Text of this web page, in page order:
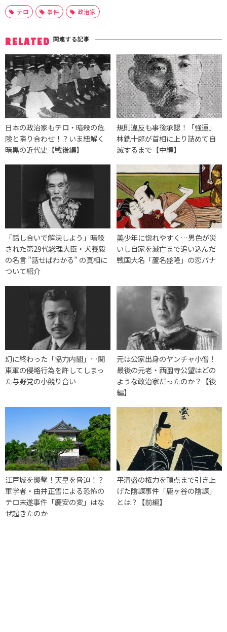
テロ 事件 政治家
RELATED 関連する記事
日本の政治家もテロ・暗殺の危
険と隣り合わせ！？いま紐解く
暗黒の近代史【戦後編】
規則違反も事後承認！「強運」
林銑十郎が首相に上り詰めて自
滅するまで【中編】
「話し合いで解決しよう」暗殺
された第29代総理大臣・犬養毅
の名言 ”話せばわかる” の真相に
ついて紹介
美少年に惚れやすく…男色が災
いし自家を滅亡まで追い込んだ
戦国大名「蘆名盛隆」の恋バナ
幻に終わった「協力内閣」…関
東軍の侵略行為を許してしまっ
た与野党の小競り合い
元は公家出身のヤンチャ小僧！
最後の元老・西園寺公望はどの
ような政治家だったのか？【後
編】
江戸城を襲撃！天皇を脅迫！？
軍学者・由井正雪による恐怖の
テロ未遂事件「慶安の変」はな
ぜ起きたのか
平清盛の権力を頂点まで引き上
げた陰謀事件「鹿ヶ谷の陰謀」
とは？【前編】